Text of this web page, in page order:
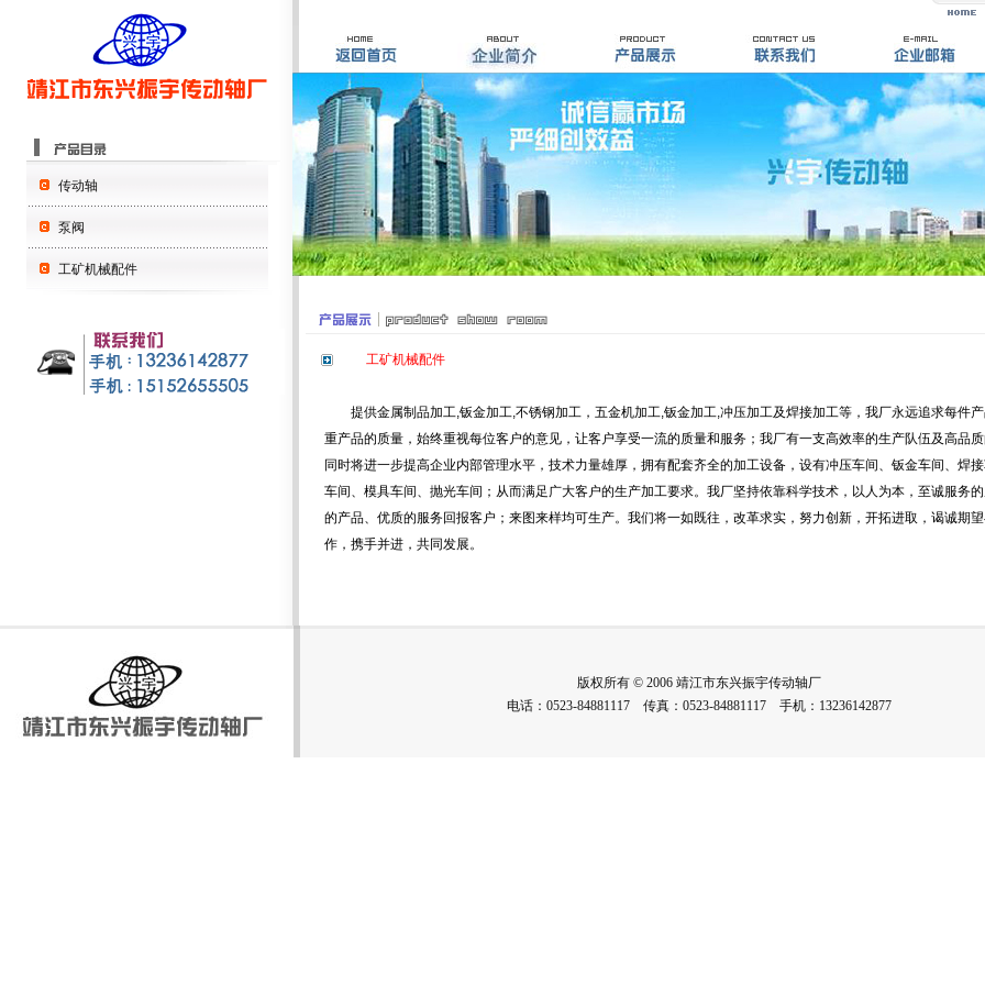
传动轴
泵阀
工矿机械配件
工矿机械配件
提供金属制品加工,钣金加工,不锈钢加工，五金机加工,钣金加工,冲压加工及焊接加工等，我厂永远追求每件
重产品的质量，始终重视每位客户的意见，让客户享受一流的质量和服务；我厂有一支高效率的生产队伍及高品质
同时将进一步提高企业内部管理水平，技术力量雄厚，拥有配套齐全的加工设备，设有冲压车间、钣金车间、焊
车间、模具车间、抛光车间；从而满足广大客户的生产加工要求。我厂坚持依靠科学技术，以人为本，至诚服务
的产品、优质的服务回报客户；来图来样均可生产。我们将一如既往，改革求实，努力创新，开拓进取，谒诚期
作，携手并进，共同发展。
版权所有 © 2006 靖江市东兴振宇传动轴厂
电话：0523-84881117 传真：0523-84881117 手机：13236142877